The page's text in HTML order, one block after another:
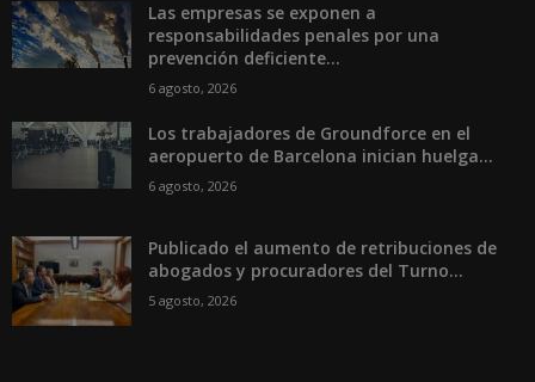
Las empresas se exponen a
responsabilidades penales por una
prevención deficiente...
6 agosto, 2026
Los trabajadores de Groundforce en el
aeropuerto de Barcelona inician huelga...
6 agosto, 2026
Publicado el aumento de retribuciones de
abogados y procuradores del Turno...
5 agosto, 2026